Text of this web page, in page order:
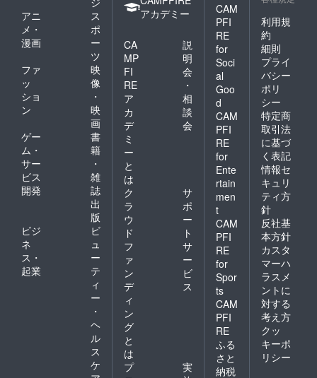
アニ
メ・
漫画
ス
ポ
ー
ツ
ファ
ッ
ショ
ン
映
像
・
映
画
ゲー
ム・
サー
ビス
開発
書
籍
・
雑
誌
出
版
ビジ
ネ
ス・
起業
ビ
ュ
ー
テ
ィ
ー
・
ヘ
ル
ス
ケ
アカデミー
CA
MP
FI
RE
ア
カ
デ
ミ
ー
と
は
説
明
会
・
相
談
会
ク
ラ
ウ
ド
フ
ァ
ン
デ
ィ
ン
グ
と
は
サ
ポ
ー
ト
サ
ー
ビ
ス
プ
実
CAM
PFI
RE
for
Soci
al
Goo
d
CAM
PFI
RE
for
Ente
rtain
men
t
CAM
PFI
RE
for
Spor
ts
CAM
PFI
RE
ふる
さと
納税
利用規
約
細則
プライ
バシー
ポリ
シー
特定商
取引法
に基づ
く表記
情報セ
キュリ
ティ方
針
反社基
本方針
カスタ
マーハ
ラスメ
ントに
対する
考え方
クッ
キーポ
リシー